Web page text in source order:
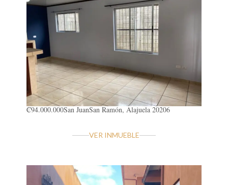
₡94.000.000San JuanSan Ramón, Alajuela 20206
VER INMUEBLE